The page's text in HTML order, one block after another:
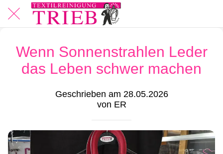
Wenn Sonnenstrahlen Leder
das Leben schwer machen
Geschrieben am 28.05.2026
von ER